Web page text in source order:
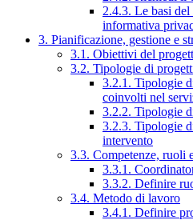
2.4.3. Le basi
informativa
3. Pianificazione, gestione e
3.1. Obiettivi del
3.2. Tipologie di
3.2.1. Tipologie
coinvolti nel
3.2.2. Tipologie
3.2.3. Tipologie
intervento
3.3. Competenze, ruoli
3.3.1.
3.3.2. Definire
3.4. Metodo di lavoro
3.4.1. Definire